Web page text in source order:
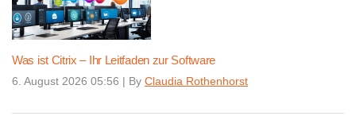
Was ist Citrix – Ihr Leitfaden zur Software
6. August 2026 05:56 | By Claudia Rothenhorst